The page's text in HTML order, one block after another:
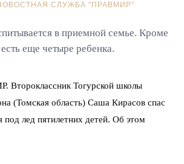
СЛУЖБА "ПРАВМИР"
в приемной семье. Кроме
еще четыре ребенка.
Второклассник Тогурской школы
(Томская область) Саша Кирасов спас
под лед пятилетних детей. Об этом